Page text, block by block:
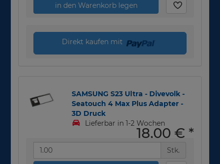
in den Warenkorb legen
Direkt kaufen mit
SAMSUNG S23 Ultra - Divevolk -
Seatouch 4 Max Plus Adapter -
3D Druck
Lieferbar in 1-2 Wochen
18,00 € *
Stk.